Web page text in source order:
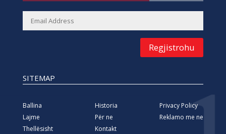
Regjistrohu
SITEMAP
Ballina
Lajme
Thellësisht
Historia
Për ne
Kontakt
Privacy Policy
Reklamo me ne